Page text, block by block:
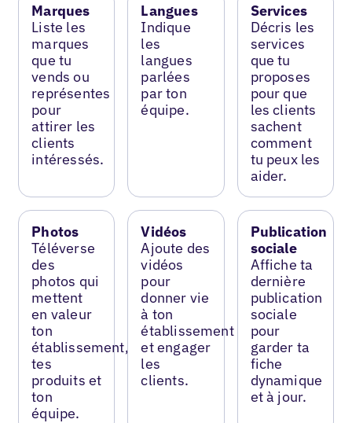
Marques
Liste les
marques
que tu
vends ou
représentes
pour
attirer les
clients
intéressés.
Langues
Indique
les
langues
parlées
par ton
équipe.
Services
Décris les
services
que tu
proposes
pour que
les clients
sachent
comment
tu peux les
aider.
Photos
Téléverse
des
photos qui
mettent
en valeur
ton
établissement,
tes
produits et
ton
équipe.
Vidéos
Ajoute des
vidéos
pour
donner vie
à ton
établissement
et engager
les
clients.
Publication
sociale
Affiche ta
dernière
publication
sociale
pour
garder ta
fiche
dynamique
et à jour.